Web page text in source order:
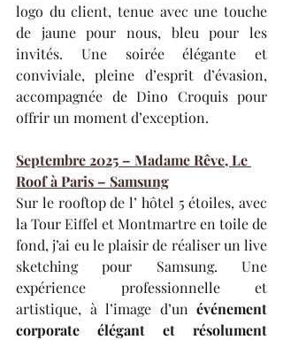
logo du client, tenue avec une touche
de jaune pour nous, bleu pour les
invités. Une soirée élégante et
conviviale, pleine d’esprit d’évasion,
accompagnée de Dino Croquis pour
offrir un moment d’exception.
Septembre 2025 – Madame Rêve, Le
Roof à Paris – Samsung
Sur le rooftop de l’ hôtel 5 étoiles, avec
la Tour Eiffel et Montmartre en toile de
fond, j’ai eu le plaisir de réaliser un live
sketching pour Samsung. Une
expérience professionnelle et
artistique, à l’image d’un événement
corporate élégant et résolument